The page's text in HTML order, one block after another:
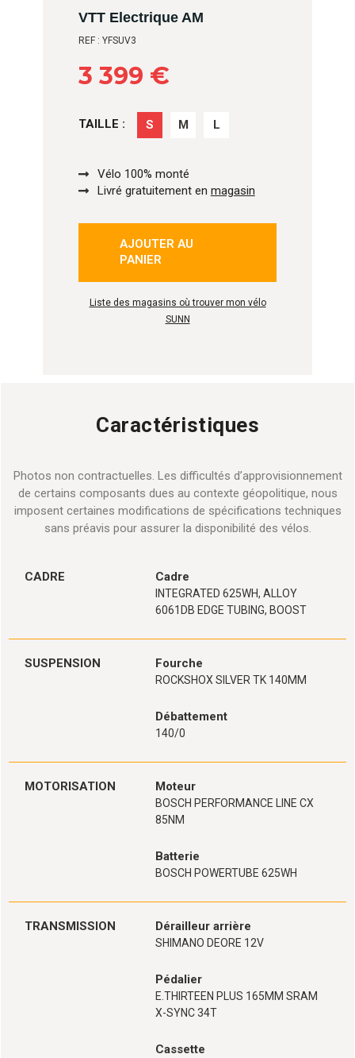
VTT Electrique AM
REF : YFSUV3
3 399 €
TAILLE : S M L
Vélo 100% monté
Livré gratuitement en magasin
AJOUTER AU
PANIER
Liste des magasins où trouver mon vélo
SUNN
Caractéristiques
Photos non contractuelles. Les difficultés d’approvisionnement
de certains composants dues au contexte géopolitique, nous
imposent certaines modifications de spécifications techniques
sans préavis pour assurer la disponibilité des vélos.
CADRE Cadre
INTEGRATED 625WH, ALLOY
6061DB EDGE TUBING, BOOST
SUSPENSION Fourche
ROCKSHOX SILVER TK 140MM
Débattement
140/0
MOTORISATION Moteur
BOSCH PERFORMANCE LINE CX
85NM
Batterie
BOSCH POWERTUBE 625WH
TRANSMISSION Dérailleur arrière
SHIMANO DEORE 12V
Pédalier
E.THIRTEEN PLUS 165MM SRAM
X-SYNC 34T
Cassette